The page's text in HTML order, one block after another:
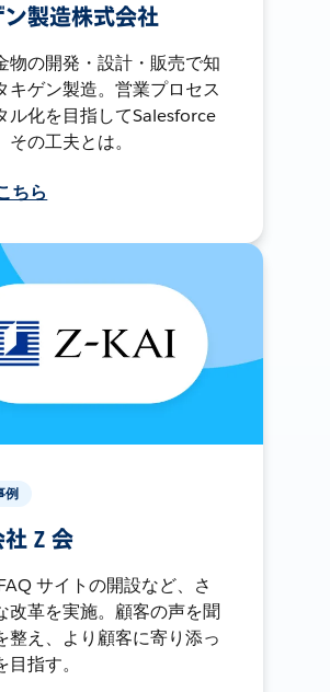
製造株式会社
物の開発・設計・販売で知
キゲン製造。営業プロセス
ル化を目指してSalesforce
その工夫とは。
ちら
例
Z 会
サイトの開設など、さ
改革を実施。顧客の声を聞
整え、より顧客に寄り添っ
指す。